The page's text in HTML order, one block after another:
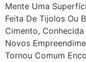
Mente Uma
Feita De Tijolos Ou
Cimento,
Novos
Tornou Comum